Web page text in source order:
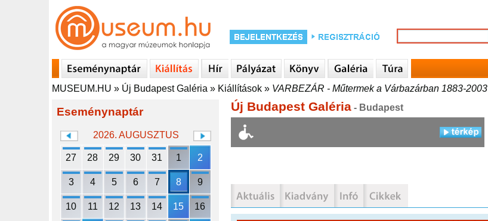
MUSEUM.HU » Új Budapest Galéria » Kiállítások » VARBEZÁR - Műtermek a Várbazárban 1883-2003
Eseménynaptár
2026. AUGUSZTUS
27 28 29 30 31 1 2
3 4 5 6 7 8 9
10 11 12 13 14 15 16
Új Budapest Galéria - Budapest